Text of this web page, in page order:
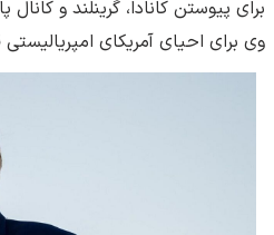
برای پیوستن کانادا، گرینلند و کانال
وی برای احیای آمریکای